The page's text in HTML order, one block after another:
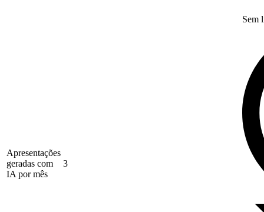
Apresentações
geradas com
IA por mês
3
Sem